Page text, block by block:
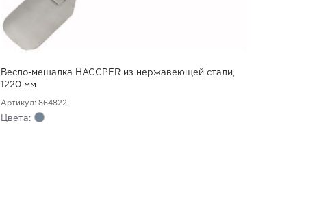
Весло-мешалка HACCPER из нержавеющей стали,
1220 мм
Артикул: 864822
Цвета: